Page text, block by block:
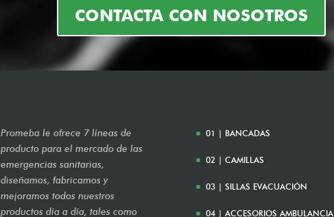
CONTACTA CON NOSOTROS
Promeba le ofrece 7 líneas de
producto para el mercado de las
emergencias sanitarias,
diseñamos, fabricamos y
mejoramos todos nuestros
productos día a día, tales como
01 | BANCADAS
02 | CAMILLAS
03 | SILLAS EVACUACIÓN
04 | ACCESORIOS AMBULANCIA